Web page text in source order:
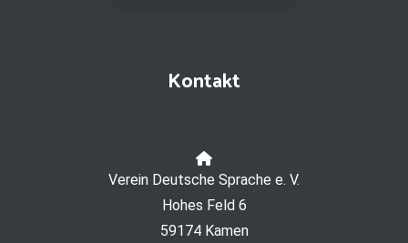
Kontakt
Verein Deutsche Sprache e. V.
Hohes Feld 6
59174 Kamen